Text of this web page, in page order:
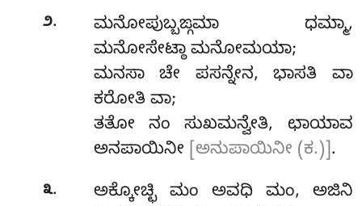
೨.
ಮನೋಪುಬ್ಬಙ್ಗಮಾ ಧಮ್ಮಾ,
ಮನೋಸೇಟ್ಠಾ ಮನೋಮಯಾ;
ಮನಸಾ ಚೇ ಪಸನ್ನೇನ, ಭಾಸತಿ ವಾ
ಕರೋತಿ ವಾ;
ತತೋ ನಂ ಸುಖಮನ್ವೇತಿ, ಛಾಯಾವ
ಅನಪಾಯಿನೀ [ಅನುಪಾಯಿನೀ (ಕ.)] .
೩. ಅಕ್ಕೋಚ್ಛಿ ಮಂ ಅವಧಿ ಮಂ, ಅಜಿನಿ